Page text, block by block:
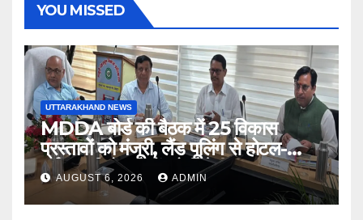
YOU MISSED
UTTARAKHAND NEWS
MDDA बोर्ड की बैठक में 25 विकास
प्रस्तावों को मंजूरी, लैंड पूलिंग से होटल-
पर्यटन परियोजनाओं को मिलेगी रफ्तार
AUGUST 6, 2026 ADMIN